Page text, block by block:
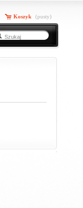
Koszyk (pusty)